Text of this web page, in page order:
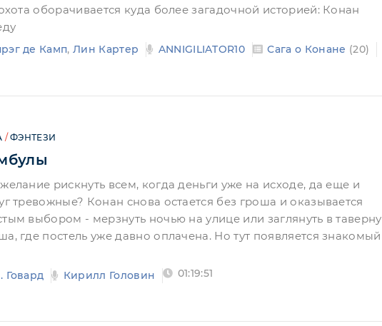
оборачивается куда более загадочной историей: Конан
де Камп,Лин Картер ANNIGILIATOR10 Сага о Конане (20)
/ФЭНТЕЗИ
рискнуть всем, когда деньги уже на исходе, да еще и
тревожные? Конан снова остается без гроша и оказывается
выбором - мерзнуть ночью на улице или заглянуть в таверну
где постель уже давно оплачена. Но тут появляется знакомый
Говард Кирилл Головин 01:19:51